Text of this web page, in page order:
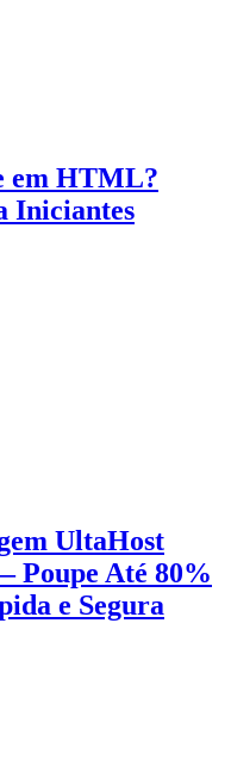
em HTML?
Iniciantes
UltaHost
Poupe Até 80%
e Segura